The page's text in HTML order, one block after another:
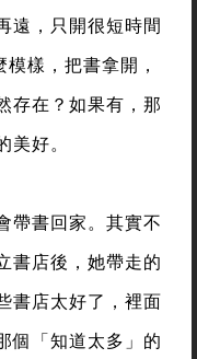
遠，只開很短時間
樣，把書拿開，
存在？如果有，那
好。
帶書回家。其實不
書店後，她帶走的
書店太好了，裡面
個「知道太多」的